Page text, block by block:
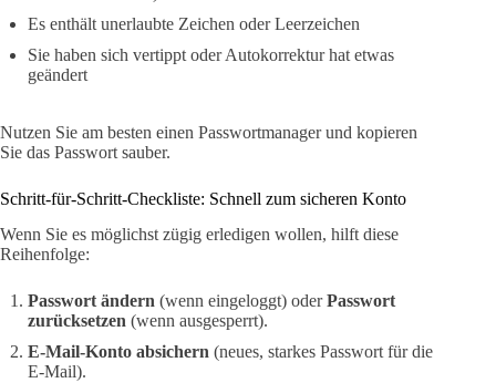
Es enthält unerlaubte Zeichen oder Leerzeichen
Sie haben sich vertippt oder Autokorrektur hat etwas
geändert
Nutzen Sie am besten einen Passwortmanager und kopieren
Sie das Passwort sauber.
Schritt-für-Schritt-Checkliste: Schnell zum sicheren Konto
Wenn Sie es möglichst zügig erledigen wollen, hilft diese
Reihenfolge:
Passwort ändern (wenn eingeloggt) oderPasswort
zurücksetzen (wenn ausgesperrt).
E-Mail-Konto absichern (neues, starkes Passwort für die
E-Mail).